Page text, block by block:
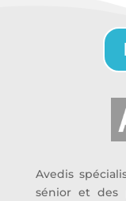
Avedis
sénior et des